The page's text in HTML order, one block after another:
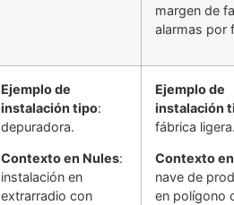
margen de
alarmas por
Ejemplo de
instalación tipo:
depuradora.
Contexto en Nules:
instalación en
extrarradio con
Ejemplo de
instalación
fábrica
Contexto
nave de
en polígono